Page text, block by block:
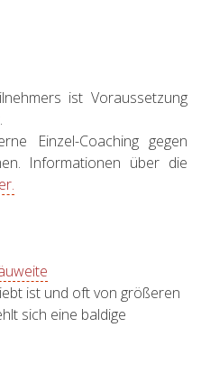
ist Voraussetzung
Einzel-Coaching gegen
Informationen über die
ist und oft von größeren
sich eine baldige